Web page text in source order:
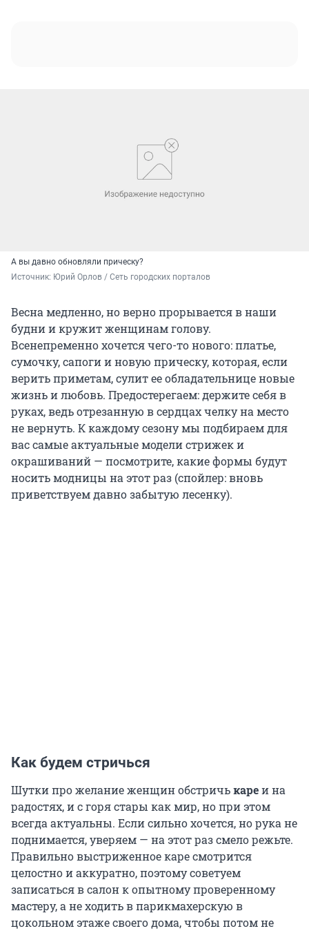
А вы давно обновляли прическу?
Источник: Юрий Орлов / Сеть городских порталов
Весна медленно, но верно прорывается в наши
будни и кружит женщинам голову.
Всенепременно хочется чего-то нового: платье,
сумочку, сапоги и новую прическу, которая, если
верить приметам, сулит ее обладательнице новые
жизнь и любовь. Предостерегаем: держите себя в
руках, ведь отрезанную в сердцах челку на место
не вернуть. К каждому сезону мы подбираем для
вас самые актуальные модели стрижек и
окрашиваний — посмотрите, какие формы будут
носить модницы на этот раз (спойлер: вновь
приветствуем давно забытую лесенку).
Как будем стричься
Шутки про желание женщин обстричькареи на
радостях, и с горя стары как мир, но при этом
всегда актуальны. Если сильно хочется, но рука не
поднимается, уверяем — на этот раз смело режьте.
Правильно выстриженное каре смотрится
целостно и аккуратно, поэтому советуем
записаться в салон к опытному проверенному
мастеру, а не ходить в парикмахерскую в
цокольном этаже своего дома, чтобы потом не